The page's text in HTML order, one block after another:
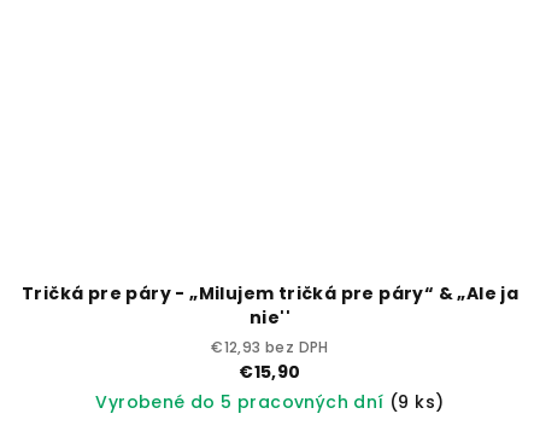
Tričká pre páry - „Milujem tričká pre páry“ & „Ale ja
nie''
€12,93 bez DPH
€15,90
Vyrobené do 5 pracovných dní (9 ks)